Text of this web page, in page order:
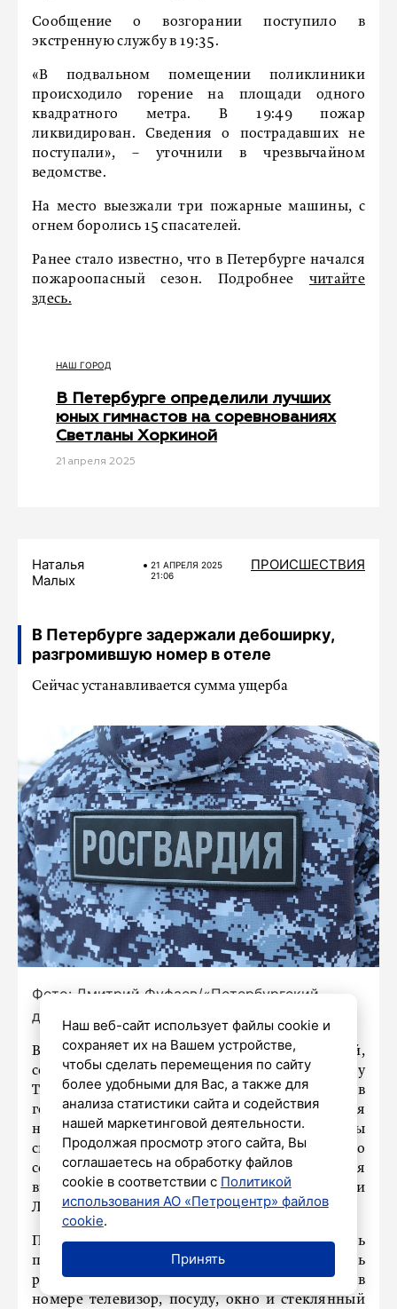
Сообщение о возгорании поступило в
экстренную службу в 19:35.
«В подвальном помещении поликлиники
происходило горение на площади одного
квадратного метра. В 19:49 пожар
ликвидирован. Сведения о пострадавших не
поступали», – уточнили в чрезвычайном
ведомстве.
На место выезжали три пожарные машины, с
огнем боролись 15 спасателей.
Ранее стало известно, что в Петербурге начался
пожароопасный сезон. Подробнее читайте
здесь.
НАШ ГОРОД
В Петербурге определили лучших
юных гимнастов на соревнованиях
Светланы Хоркиной
21 апреля 2025
Наталья
Малых
21 АПРЕЛЯ 2025
21:06
ПРОИСШЕСТВИЯ
В Петербурге задержали дебоширку,
разгромившую номер в отеле
Сейчас устанавливается сумма ущерба
Фото: Дмитрий Фуфаев/«Петербургский
дневник»
В Санкт-Петербурге, на Малой Балканской,
сотрудники Росгвардии задержали жительницу
Тихвина, которая устроила погром в
гостиничном номере. Девушка вела себя
неадекватно и не могла объяснить мотивы
своего поведения,сообщаетSPB.KP.RU со
ссылкой на пресс-службу Управления
вневедомственной охраны по Петербургу и
Ленинградской области.
Персонал отеля был вынужден вызвать
правоохранителей, чтобы усмирить
разбушевавшуюся женщину. Девушка разбила в
номере телевизор, посуду, окно и стеклянный
Наш веб-сайт использует файлы cookie и
сохраняет их на Вашем устройстве,
чтобы сделать перемещения по сайту
более удобными для Вас, а также для
анализа статистики сайта и содействия
нашей маркетинговой деятельности.
Продолжая просмотр этого сайта, Вы
соглашаетесь на обработку файлов
cookie в соответствии с Политикой
использования АО «Петроцентр» файлов
cookie.
Принять